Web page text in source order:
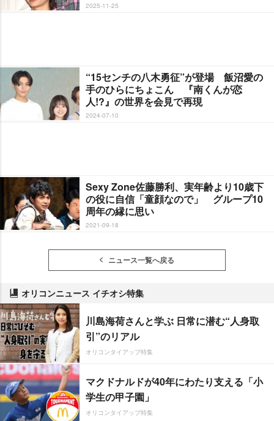
2025-11-25
“15センチの八木勇征”が登場 飯沼愛の
手のひらにちょこん 『南くんが恋
人!?』の世界を会見で再現
2024-07-10
Sexy Zone佐藤勝利、実年齢より10歳下
の役に自信「童顔なので」 グループ10
周年の縁に思い
2021-09-18
ニュース一覧へ戻る
オリコンニュース イチオシ特集
川島海荷さんと学ぶ 日常に潜む“人身取
引”のリアル
オリコンタイアップ特集
マクドナルドが40年にわたり支える「小
学生の甲子園」
オリコンタイアップ特集